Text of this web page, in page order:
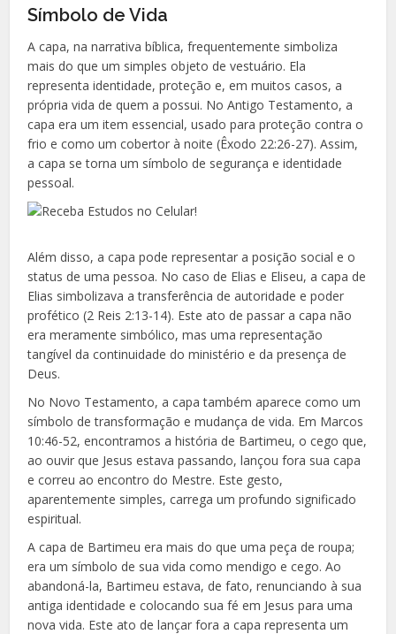
Símbolo de Vida
A capa, na narrativa bíblica, frequentemente simboliza
mais do que um simples objeto de vestuário. Ela
representa identidade, proteção e, em muitos casos, a
própria vida de quem a possui. No Antigo Testamento, a
capa era um item essencial, usado para proteção contra o
frio e como um cobertor à noite (Êxodo 22:26-27). Assim,
a capa se torna um símbolo de segurança e identidade
pessoal.
Além disso, a capa pode representar a posição social e o
status de uma pessoa. No caso de Elias e Eliseu, a capa de
Elias simbolizava a transferência de autoridade e poder
profético (2 Reis 2:13-14). Este ato de passar a capa não
era meramente simbólico, mas uma representação
tangível da continuidade do ministério e da presença de
Deus.
No Novo Testamento, a capa também aparece como um
símbolo de transformação e mudança de vida. Em Marcos
10:46-52, encontramos a história de Bartimeu, o cego que,
ao ouvir que Jesus estava passando, lançou fora sua capa
e correu ao encontro do Mestre. Este gesto,
aparentemente simples, carrega um profundo significado
espiritual.
A capa de Bartimeu era mais do que uma peça de roupa;
era um símbolo de sua vida como mendigo e cego. Ao
abandoná-la, Bartimeu estava, de fato, renunciando à sua
antiga identidade e colocando sua fé em Jesus para uma
nova vida. Este ato de lançar fora a capa representa um